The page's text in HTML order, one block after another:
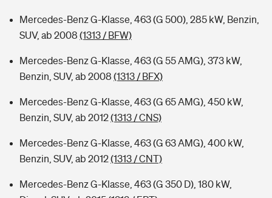
Mercedes-Benz G-Klasse, 463 (G 500), 285 kW, Benzin,
SUV, ab 2008 (1313 / BFW)
Mercedes-Benz G-Klasse, 463 (G 55 AMG), 373 kW,
Benzin, SUV, ab 2008 (1313 / BFX)
Mercedes-Benz G-Klasse, 463 (G 65 AMG), 450 kW,
Benzin, SUV, ab 2012(1313 / CNS)
Mercedes-Benz G-Klasse, 463 (G 63 AMG), 400 kW,
Benzin, SUV, ab 2012(1313 / CNT)
Mercedes-Benz G-Klasse, 463 (G 350 D), 180 kW,